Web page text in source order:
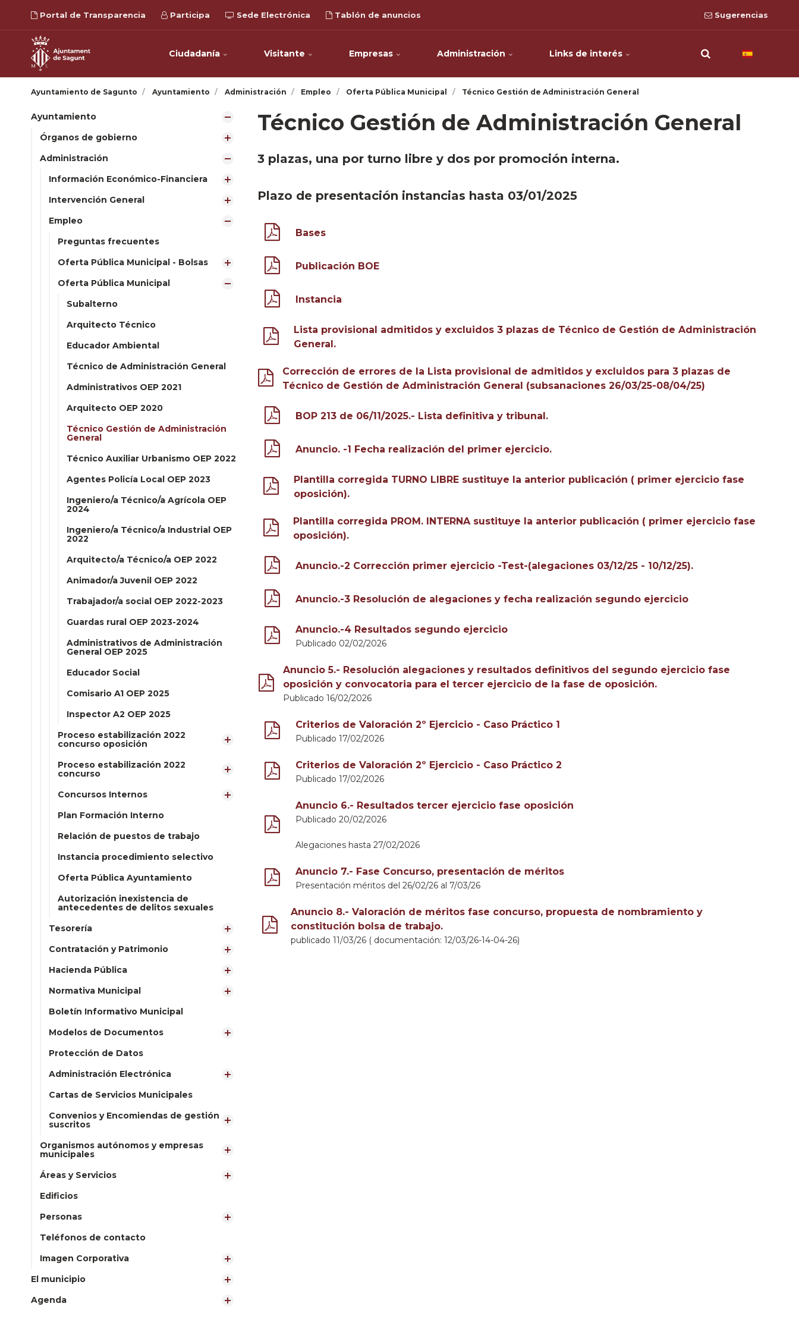
Portal de Transparencia Participa Sede Electrónica Tablón de anuncios Sugerencias
Ciudadanía Visitante Empresas Administración Links de interés
Ayuntamiento de Sagunto Ayuntamiento Administración Empleo Oferta Pública Municipal Técnico Gestión de Administración General
Ayuntamiento
Órganos de gobierno
Administración
Información Económico-Financiera
Intervención General
Empleo
Preguntas frecuentes
Oferta Pública Municipal - Bolsas
Oferta Pública Municipal
Subalterno
Arquitecto Técnico
Educador Ambiental
Técnico de Administración General
Administrativos OEP 2021
Arquitecto OEP 2020
Técnico Gestión de Administración
General
Técnico Auxiliar Urbanismo OEP 2022
Agentes Policía Local OEP 2023
Ingeniero/a Técnico/a Agrícola OEP
2024
Ingeniero/a Técnico/a Industrial OEP
2022
Arquitecto/a Técnico/a OEP 2022
Animador/a Juvenil OEP 2022
Trabajador/a social OEP 2022-2023
Guardas rural OEP 2023-2024
Administrativos de Administración
General OEP 2025
Educador Social
Comisario A1 OEP 2025
Inspector A2 OEP 2025
Proceso estabilización 2022
concurso oposición
Proceso estabilización 2022
concurso
Concursos Internos
Plan Formación Interno
Relación de puestos de trabajo
Instancia procedimiento selectivo
Oferta Pública Ayuntamiento
Autorización inexistencia de
antecedentes de delitos sexuales
Tesorería
Contratación y Patrimonio
Hacienda Pública
Normativa Municipal
Boletín Informativo Municipal
Modelos de Documentos
Protección de Datos
Administración Electrónica
Cartas de Servicios Municipales
Convenios y Encomiendas de gestión
suscritos
Organismos autónomos y empresas
municipales
Áreas y Servicios
Edificios
Personas
Teléfonos de contacto
Imagen Corporativa
El municipio
Agenda
Técnico Gestión de Administración General
3 plazas, una por turno libre y dos por promoción interna.
Plazo de presentación instancias hasta 03/01/2025
Bases
Publicación BOE
Instancia
Lista provisional admitidos y excluidos 3 plazas de Técnico de Gestión de Administración
General.
Corrección de errores de la Lista provisional de admitidos y excluidos para 3 plazas de
Técnico de Gestión de Administración General (subsanaciones 26/03/25-08/04/25)
BOP 213 de 06/11/2025.- Lista definitiva y tribunal.
Anuncio. -1 Fecha realización del primer ejercicio.
Plantilla corregida TURNO LIBRE sustituye la anterior publicación ( primer ejercicio fase
oposición).
Plantilla corregida PROM. INTERNA sustituye la anterior publicación ( primer ejercicio fase
oposición).
Anuncio.-2 Corrección primer ejercicio -Test-(alegaciones 03/12/25 - 10/12/25).
Anuncio.-3 Resolución de alegaciones y fecha realización segundo ejercicio
Anuncio.-4 Resultados segundo ejercicio
Publicado 02/02/2026
Anuncio 5.- Resolución alegaciones y resultados definitivos del segundo ejercicio fase
oposición y convocatoria para el tercer ejercicio de la fase de oposición.
Publicado 16/02/2026
Criterios de Valoración 2º Ejercicio - Caso Práctico 1
Publicado 17/02/2026
Criterios de Valoración 2º Ejercicio - Caso Práctico 2
Publicado 17/02/2026
Anuncio 6.- Resultados tercer ejercicio fase oposición
Publicado 20/02/2026
Alegaciones hasta 27/02/2026
Anuncio 7.- Fase Concurso, presentación de méritos
Presentación méritos del 26/02/26 al 7/03/26
Anuncio 8.- Valoración de méritos fase concurso, propuesta de nombramiento y
constitución bolsa de trabajo.
publicado 11/03/26 ( documentación: 12/03/26-14-04-26)